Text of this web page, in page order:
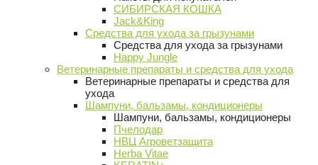
СИБИРСКАЯ КОШКА
Jack&King
Средства для ухода за грызунами
Средства для ухода за грызунами
Happy Jungle
Ветеринарные препараты и средства для ухода
Ветеринарные препараты и средства для
ухода
Шампуни, бальзамы, кондиционеры
Шампуни, бальзамы, кондиционеры
Пчелодар
НВЦ Агроветзащита
Herba Vitae